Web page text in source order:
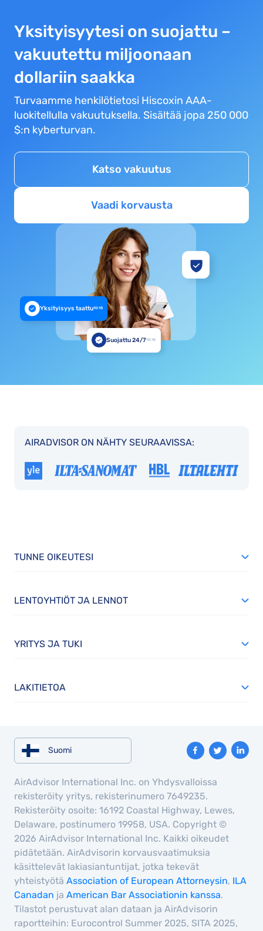
Yksityisyytesi on suojattu –
vakuutettu miljoonaan
dollariin saakka
Turvaamme henkilötietosi Hiscoxin AAA-
luokitellulla vakuutuksella. Sisältää jopa 250 000
$:n kyberturvan.
Katso vakuutus
Vaadi korvausta
Yksityisyys taattu10:18
Suojattu 24/710:18
AIRADVISOR ON NÄHTY SEURAAVISSA:
TUNNE OIKEUTESI
LENTOYHTIÖT JA LENNOT
YRITYS JA TUKI
LAKITIETOA
Suomi
AirAdvisor International Inc. on Yhdysvalloissa
rekisteröity yritys, rekisterinumero 7649235.
Rekisteröity osoite: 16192 Coastal Highway, Lewes,
Delaware, postinumero 19958, USA. Copyright ©
2026 AirAdvisor International Inc. Kaikki oikeudet
pidätetään. AirAdvisorin korvausvaatimuksia
käsittelevät lakiasiantuntijat, jotka tekevät
yhteistyötä Association of European Attorneysin, ILA
Canadan ja American Bar Associationin kanssa.
Tilastot perustuvat alan dataan ja AirAdvisorin
raportteihin: Eurocontrol Summer 2025, SITA 2025,